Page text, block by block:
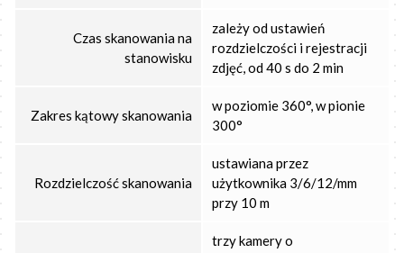
Czas skanowania na
stanowisku
zależy od ustawień
rozdzielczości i rejestracji
zdjęć, od 40 s do 2 min
Zakres kątowy skanowania
w poziomie 360°, w pionie
300°
Rozdzielczość skanowania
ustawiana przez
użytkownika 3/6/12/mm
przy 10 m
trzy kamery o